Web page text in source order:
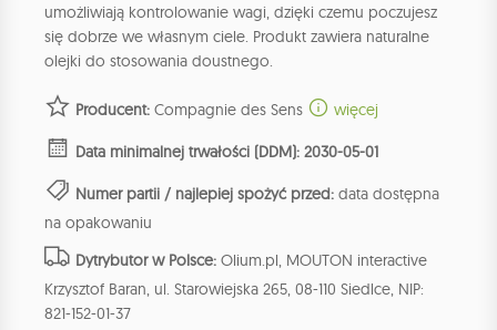
umożliwiają kontrolowanie wagi, dzięki czemu poczujesz
się dobrze we własnym ciele. Produkt zawiera naturalne
olejki do stosowania doustnego.
Producent: Compagnie des Sens więcej
Data minimalnej trwałości (DDM): 2030-05-01
Numer partii / najlepiej spożyć przed: data dostępna
na opakowaniu
Dytrybutor w Polsce: Olium.pl, MOUTON interactive
Krzysztof Baran, ul. Starowiejska 265, 08-110 Siedlce, NIP:
821-152-01-37